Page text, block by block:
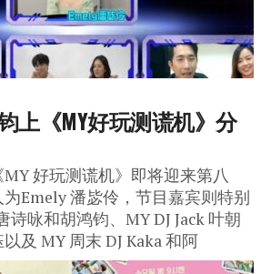
上《MY好玩测谎机》分
好玩测谎机》即将迎来第八
Emely 潘毖伶，节目嘉宾则特别
诗咏和胡鸿钧、MY DJ Jack 叶朝
及 MY 周末 DJ Kaka 和阿